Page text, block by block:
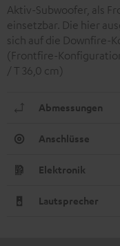
Aktiv-Subwoofer, als
einsetzbar. Die hier
sich auf die Downfire-
(Frontfire-Konfiguration
/ T 36,0 cm)
Abmessungen
Anschlüsse
Elektronik
Lautsprecher